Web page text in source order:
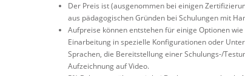
Der Preis ist (ausgenommen bei einigen
aus pädagogischen Gründen bei Schulungen mit
Aufpreise können entstehen für einige Optionen
Einarbeitung in spezielle Konfigurationen oder
Sprachen, die Bereitstellung einer Schulungs-/
Aufzeichnung auf Video.